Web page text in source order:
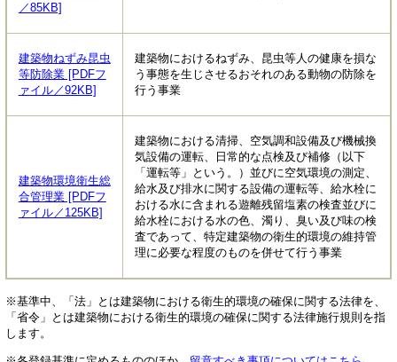
／85KB]
建築物ねずみ昆虫
等防除業 [PDFフ
ァイル／92KB]
建築物におけるねずみ、昆虫等人の健康を損な
う事態を生じさせるおそれのある動物の防除を
行う事業
建築物環境衛生総
合管理業 [PDFフ
ァイル／125KB]
建築物における清掃、空気調和設備及び機械換
気設備の運転、日常的な点検及び補修（以下
「運転等」という。）並びに空気環境の測定、
給水及び排水に関する設備の運転等、給水栓に
おける水に含まれる遊離残留塩素の検査並びに
給水栓における水の色、濁り、臭い及び味の検
査であって、特定建築物の衛生的環境の維持管
理に必要な程度のものを併せて行う事業
※基準中、「法」とは建築物における衛生的環境の確保に関する法律を、
「省令」とは建築物における衛生的環境の確保に関する法律施行規則を指
します。